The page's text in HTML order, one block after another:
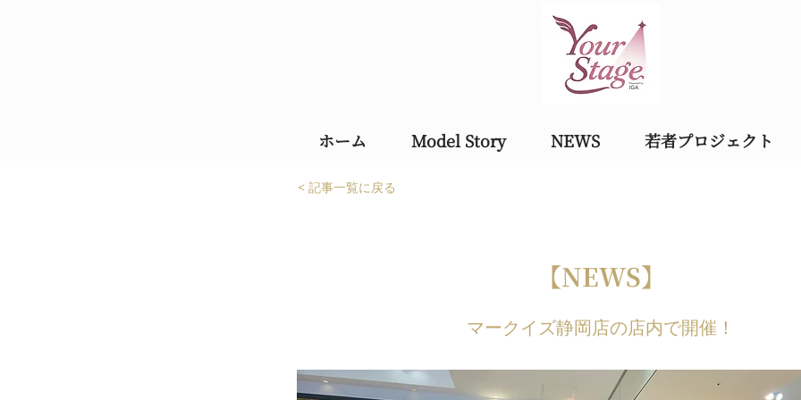
ホーム Model Story NEWS 若者プロジェクト
< 記事一覧に戻る
【NEWS】
マークイズ静岡店の店内で開催！